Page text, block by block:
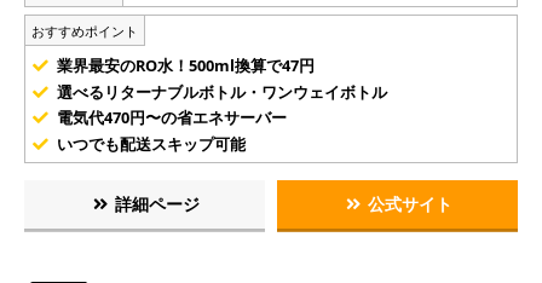
おすすめポイント
業界最安のRO水！500ml換算で47円
選べるリターナブルボトル・ワンウェイボトル
電気代470円〜の省エネサーバー
いつでも配送スキップ可能
詳細ページ 公式サイト